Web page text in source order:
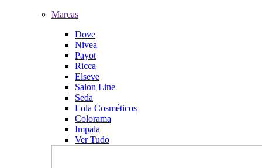
Marcas
Dove
Nivea
Payot
Ricca
Elseve
Salon Line
Seda
Lola Cosméticos
Colorama
Impala
Ver Tudo